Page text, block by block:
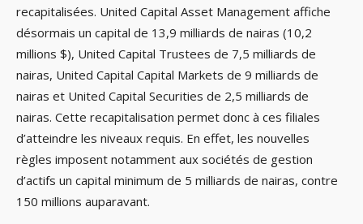
recapitalisées. United Capital Asset Management affiche
désormais un capital de 13,9 milliards de nairas (10,2
millions $), United Capital Trustees de 7,5 milliards de
nairas, United Capital Capital Markets de 9 milliards de
nairas et United Capital Securities de 2,5 milliards de
nairas. Cette recapitalisation permet donc à ces filiales
d’atteindre les niveaux requis. En effet, les nouvelles
règles imposent notamment aux sociétés de gestion
d’actifs un capital minimum de 5 milliards de nairas, contre
150 millions auparavant.